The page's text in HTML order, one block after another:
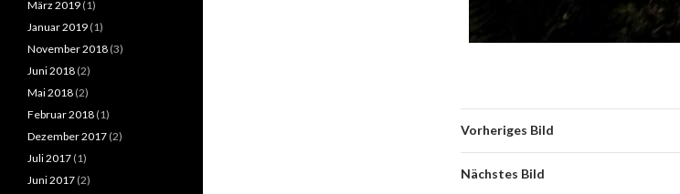
Vorheriges Bild
Nächstes Bild
März 2019 (1)
Januar 2019 (1)
November 2018 (3)
Juni 2018 (2)
Mai 2018 (2)
Februar 2018 (1)
Dezember 2017 (2)
Juli 2017 (1)
Juni 2017 (2)